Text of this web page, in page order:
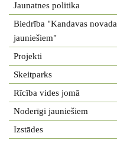
Jaunatnes politika
Biedrība "Kandavas novada
jauniešiem"
Projekti
Skeitparks
Rīcība vides jomā
Noderīgi jauniešiem
Izstādes